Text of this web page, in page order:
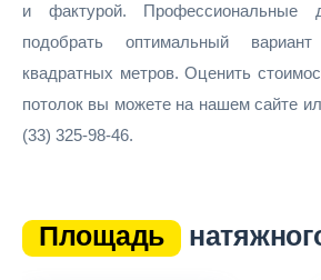
и фактурой. Профессиональные
подобрать оптимальный
квадратных метров. Оценить
потолок вы можете на нашем сайте
(33) 325-98-46.
Площадь